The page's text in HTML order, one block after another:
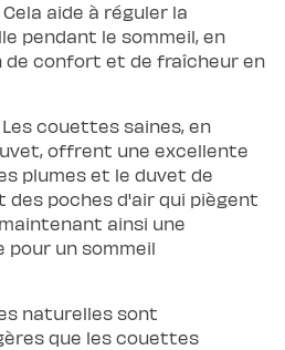
aide à réguler la
pendant le sommeil, en
confort et de fraîcheur en
Les couettes saines, en
offrent une excellente
plumes et le duvet de
des poches d'air qui piègent
ainsi une
un sommeil
naturelles sont
que les couettes